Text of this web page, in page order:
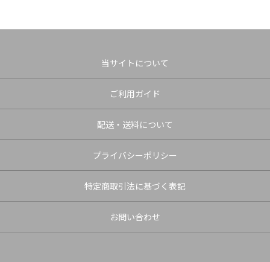
当サイトについて
ご利用ガイド
配送・送料について
プライバシーポリシー
特定商取引法に基づく表記
お問い合わせ